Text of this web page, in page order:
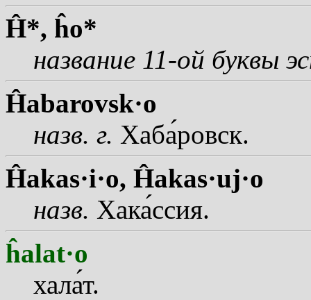
Ĥ*, ĥo*
название 11-ой буквы
Ĥabarovsk·o
назв. г. Хабаровск.
Ĥakas·i·o, Ĥakas·uj·o
назв. Хакассия.
ĥalat·o
халат.